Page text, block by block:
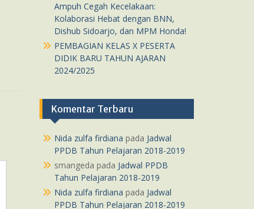
Ampuh Cegah Kecelakaan:
Kolaborasi Hebat dengan BNN,
Dishub Sidoarjo, dan MPM Honda!
PEMBAGIAN KELAS X PESERTA
DIDIK BARU TAHUN AJARAN
2024/2025
Komentar Terbaru
Nida zulfa firdiana pada Jadwal
PPDB Tahun Pelajaran 2018-2019
smangeda pada Jadwal PPDB
Tahun Pelajaran 2018-2019
Nida zulfa firdiana pada Jadwal
PPDB Tahun Pelajaran 2018-2019